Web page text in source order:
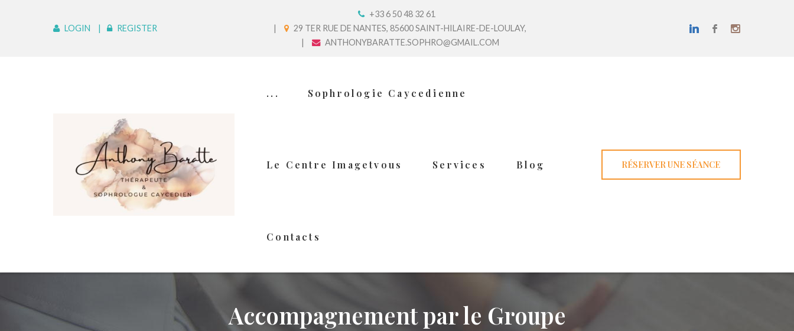
LOGIN REGISTER
+33 6 50 48 32 61
29 TER RUE DE NANTES, 85600 SAINT-HILAIRE-DE-LOULAY,
ANTHONYBARATTE.SOPHRO@GMAIL.COM
... Sophrologie Caycedienne
Le Centre Imagetvous Services Blog
Contacts
RÉSERVER UNE SÉANCE
Accompagnement par le Groupe